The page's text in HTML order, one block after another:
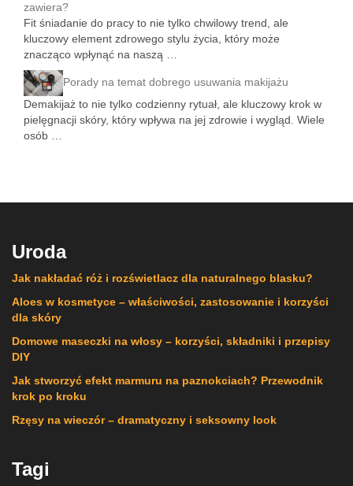
zawiera?
Fit śniadanie do pracy to nie tylko chwilowy trend, ale
kluczowy element zdrowego stylu życia, który może
znacząco wpłynąć na naszą …
Porady na temat dobrego usuwania makijażu
Demakijaż to nie tylko codzienny rytuał, ale kluczowy krok w
pielęgnacji skóry, który wpływa na jej zdrowie i wygląd. Wiele
osób …
Uroda
Jak nakładać róż i rozświetlacz dla naturalnego blasku?
Aloes w kosmetyce – właściwości, zastosowanie i korzyści
dla skóry
Domowe maseczki na włosy – korzyści, składniki i przepisy
DIY
Jak stworzyć efekt marmuru na paznokciach? Przewodnik
krok po kroku
Rzęsy na wieczór – dramatyczny i seksowny look
Tagi